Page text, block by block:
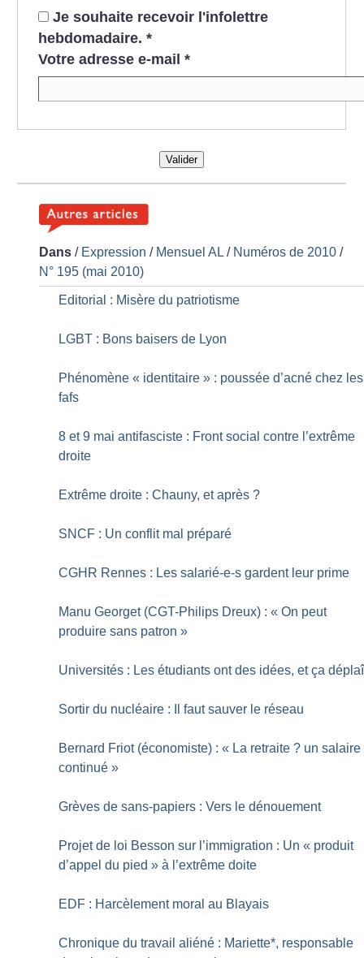
Je souhaite recevoir l'infolettre
hebdomadaire. *
Votre adresse e-mail *
Valider
Dans / Expression / Mensuel AL / Numéros de 2010 /
N° 195 (mai 2010)
Editorial : Misère du patriotisme
LGBT : Bons baisers de Lyon
Phénomène « identitaire » : poussée d’acné chez les
fafs
8 et 9 mai antifasciste : Front social contre l’extrême
droite
Extrême droite : Chauny, et après ?
SNCF : Un conflit mal préparé
CGHR Rennes : Les salarié-e-s gardent leur prime
Manu Georget (CGT-Philips Dreux) : « On peut
produire sans patron »
Universités : Les étudiants ont des idées, et ça
Sortir du nucléaire : Il faut sauver le réseau
Bernard Friot (économiste) : « La retraite ? un salaire
continué »
Grèves de sans-papiers : Vers le dénouement
Projet de loi Besson sur l’immigration : Un « produit
d’appel du pied » à l’extrême doite
EDF : Harcèlement moral au Blayais
Chronique du travail aliéné : Mariette*, responsable